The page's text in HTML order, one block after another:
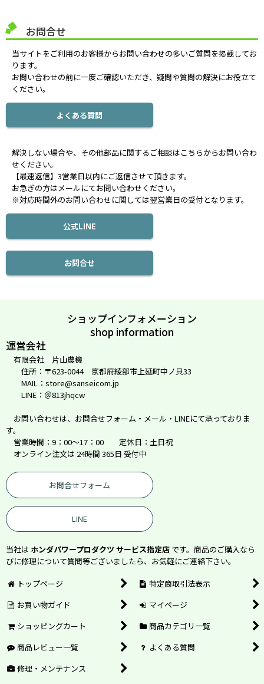
お問合せ
当サイトをご利用のお客様からお問い合わせの多いご質問を掲載してお
ります。
お問い合わせの前に一度ご確認いただき、疑問や質問の解決にお役立て
ください。
よくある質問
解決しない場合や、その他部品に関するご相談はこちらからお問い合わ
せください。
【最速返信】3営業日以内にご返信させて頂きます。
お急ぎの方はメールにてお問い合わせください。
※対応時間外のお問い合わせに関しては翌営業日の受付となります。
公式LINE
お問合せ
ショップインフォメーション
shop information
運営会社
有限会社 片山農機
住所：〒623-0044 京都府綾部市上延町中ノ貝33
MAIL：store@sanseicom.jp
LINE：＠813jhqcw
お問い合わせは、お問合せフォーム・メール・LINEにて承っておりま
す。
営業時間：9：00～17：00 定休日：土日祝
オンライン注文は 24時間 365日 受付中
お問合せフォーム
LINE
当社は ホンダパワープロダクツ サービス指定店 です。商品のご購入なら
びに修理について質問等ございましたら、お気軽にご連絡下さい。
トップページ
特定商取引法表示
お買い物ガイド
マイページ
ショッピングカート
商品カテゴリ一覧
商品レビュー一覧
よくある質問
修理・メンテナンス